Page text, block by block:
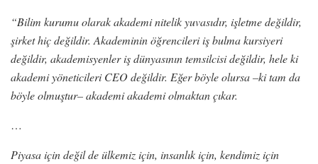
“Bilim kurumu olarak akademi nitelik yuvasıdır, işletme değildir,
şirket hiç değildir. Akademinin öğrencileri iş bulma kursiyeri
değildir, akademisyenler iş dünyasının temsilcisi değildir, hele ki
akademi yöneticileri CEO değildir. Eğer böyle olursa –ki tam da
böyle olmuştur– akademi akademi olmaktan çıkar.
…
Piyasa için değil de ülkemiz için, insanlık için, kendimiz için